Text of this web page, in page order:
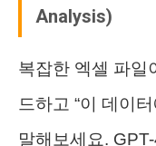
Analysis)
복잡한 엑셀 파일
드하고 “이 데이
말해보세요.